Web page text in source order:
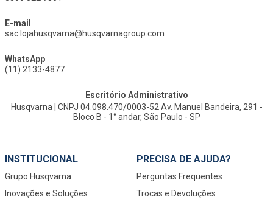
E-mail
sac.lojahusqvarna@husqvarnagroup.com
WhatsApp
(11) 2133-4877
Escritório Administrativo
Husqvarna | CNPJ 04.098.470/0003-52 Av. Manuel Bandeira, 291 -
Bloco B - 1° andar, São Paulo - SP
INSTITUCIONAL
Grupo Husqvarna
Inovações e Soluções
PRECISA DE AJUDA?
Perguntas Frequentes
Trocas e Devoluções